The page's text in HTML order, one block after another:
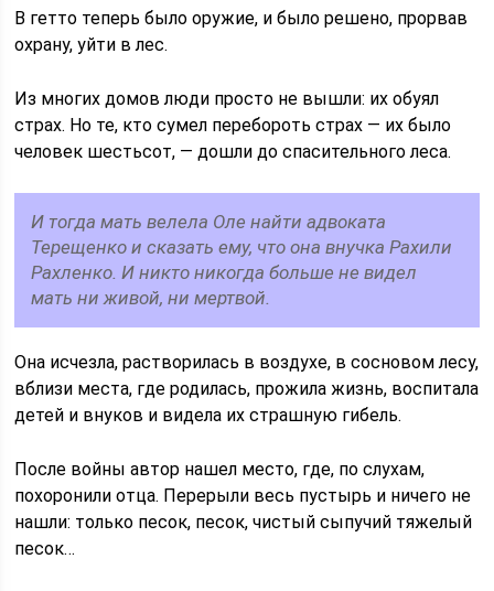
В гетто теперь было оружие, и было решено, прорвав
охрану, уйти в лес.
Из многих домов люди просто не вышли: их обуял
страх. Но те, кто сумел перебороть страх — их было
человек шестьсот, — дошли до спасительного леса.
И тогда мать велела Оле найти адвоката
Терещенко и сказать ему, что она внучка Рахили
Рахленко. И никто никогда больше не видел
мать ни живой, ни мертвой.
Она исчезла, растворилась в воздухе, в сосновом лесу,
вблизи места, где родилась, прожила жизнь, воспитала
детей и внуков и видела их страшную гибель.
После войны автор нашел место, где, по слухам,
похоронили отца. Перерыли весь пустырь и ничего не
нашли: только песок, песок, чистый сыпучий тяжелый
песок…